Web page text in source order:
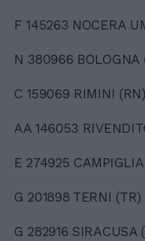
F 145263 NOCERA
N 380966 BOLOGNA
C 159069 RIMINI (RN)
AA 146053
E 274925
G 201898 TERNI (TR)
G 282916 SIRACUSA